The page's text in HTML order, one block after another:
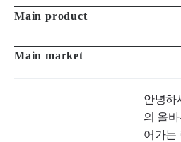
Main product
Main market
안녕하
의 올
어가는